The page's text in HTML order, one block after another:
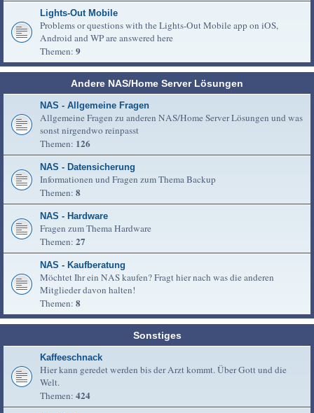
Lights-Out Mobile
Problems or questions with the Lights-Out Mobile app on iOS,
Android and WP are answered here
Themen: 9
Andere NAS/Home Server Lösungen
NAS - Allgemeine Fragen
Allgemeine Fragen zu anderen NAS/Home Server Lösungen und was
sonst nirgendwo reinpasst
Themen: 126
NAS - Datensicherung
Informationen und Fragen zum Thema Backup
Themen: 8
NAS - Hardware
Fragen zum Thema Hardware
Themen: 27
NAS - Kaufberatung
Möchtet Ihr ein NAS kaufen? Fragt hier nach was die anderen
Mitglieder davon halten!
Themen: 8
Sonstiges
Kaffeeschnack
Hier kann geredet werden bis der Arzt kommt. Über Gott und die
Welt.
Themen: 424